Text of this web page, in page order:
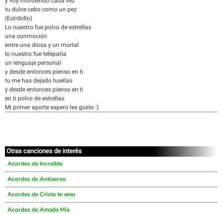
tu dulce cebo como un pez
(Estribillo)
Lo nuestro fue polvo de estrellas
una conmoción
entre una diosa y un mortal
lo nuestro fue telepatía
un lenguaje personal
y desde entonces pienso en ti
tu me has dejado huellas
y desde entonces pienso en ti
en ti polvo de estrellas
Mi primer aporte espero les guste :)
Otras canciones de interés
Acordes de Increible
Acordes de Antiaereo
Acordes de Cristo te amo
Acordes de Amada Mía